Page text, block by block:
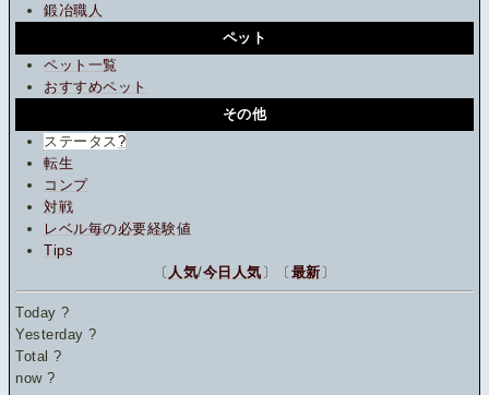
鍛冶職人
ペット
ペット一覧
おすすめペット
その他
ステータス ?
転生
コンプ
対戦
レベル毎の必要経験値
Tips
〔 人気/今日人気 〕〔 最新 〕
Today?
Yesterday?
Total?
now?